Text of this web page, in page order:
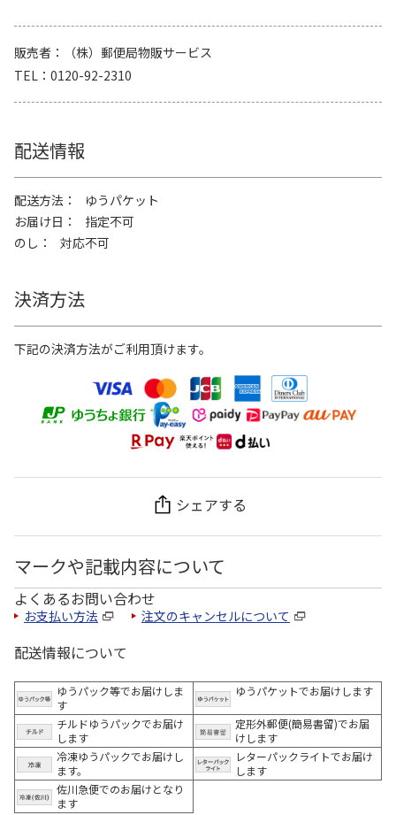
販売者
（株）郵便局物販サービス
TEL
0120-92-2310
配送情報
配送方法
ゆうパケット
お届け日
指定不可
のし
対応不可
決済方法
下記の決済方法がご利用頂けます。
シェアする
マークや記載内容について
よくあるお問い合わせ
お支払い方法 注文のキャンセルについて
配送情報について
ゆうパック等でお届けしま
す
ゆうパケットでお届けします
チルドゆうパックでお届け
します
定形外郵便(簡易書留)でお届
けします
冷凍ゆうパックでお届けし
ます。
レターパックライトでお届け
します
佐川急便でのお届けとなり
ます